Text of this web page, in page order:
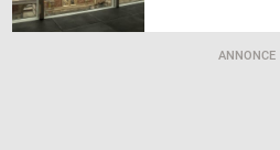
ANNONCE